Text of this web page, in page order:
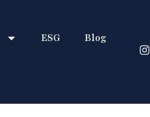
ESG Blog